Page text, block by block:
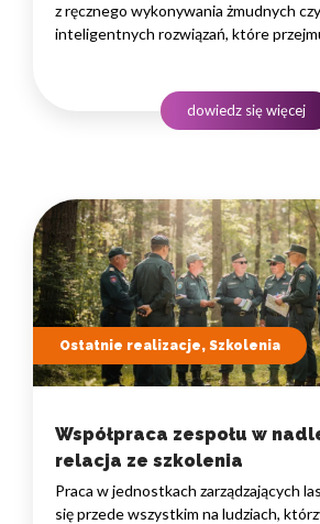
z ręcznego wykonywania żmudnych
inteligentnych rozwiązań, które
rozwojowego to decyzja strategiczna
na wydajność zespołów,…
dowiedz się więcej
Ostatnie realizacje, Szkolenia
Współpraca zespołu w
relacja ze szkolenia
Praca w jednostkach zarządzających
się przede wszystkim na ludziach,